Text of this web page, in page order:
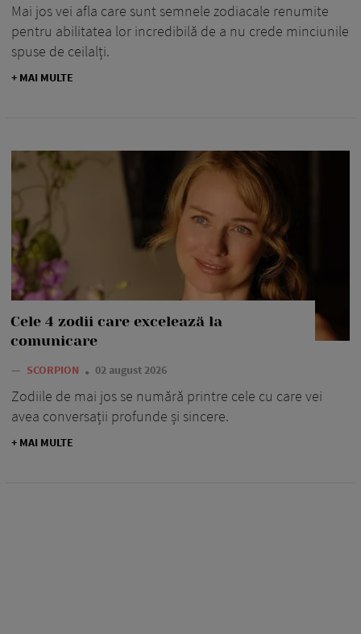
Mai jos vei afla care sunt semnele zodiacale renumite
pentru abilitatea lor incredibilă de a nu crede minciunile
spuse de ceilalți.
+ MAI MULTE
Cele 4 zodii care excelează la
comunicare
— SCORPION 02 august 2026
Zodiile de mai jos se numără printre cele cu care vei
avea conversații profunde și sincere.
+ MAI MULTE